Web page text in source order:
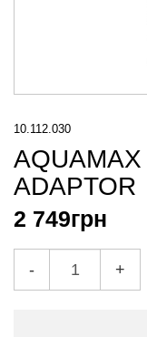
10.112.030
ADAPTOR
2 749грн
- +